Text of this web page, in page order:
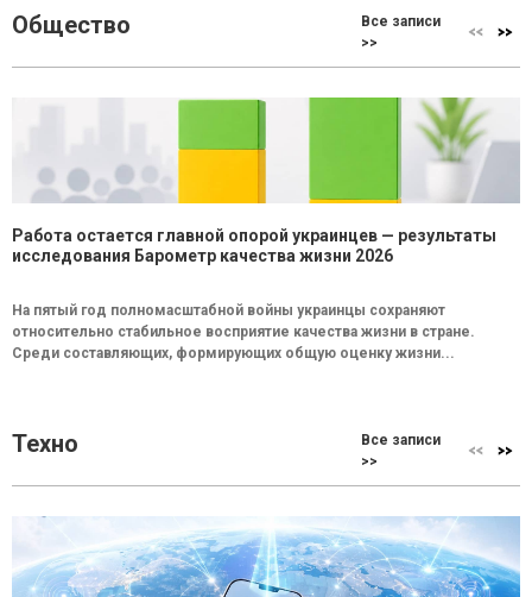
Общество
Все записи
>>
Работа остается главной опорой украинцев — результаты
исследования Барометр качества жизни 2026
На пятый год полномасштабной войны украинцы сохраняют
относительно стабильное восприятие качества жизни в стране.
Среди составляющих, формирующих общую оценку жизни...
Техно
Все записи
>>